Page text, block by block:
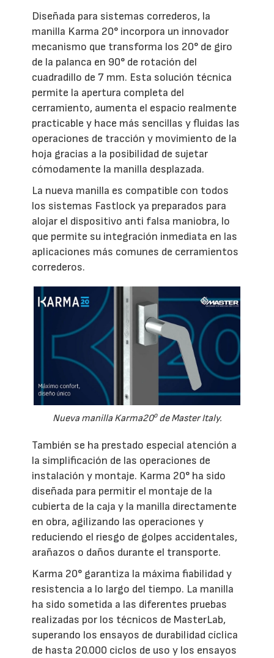
Diseñada para sistemas correderos, la
manilla Karma 20° incorpora un innovador
mecanismo que transforma los 20° de giro
de la palanca en 90° de rotación del
cuadradillo de 7 mm. Esta solución técnica
permite la apertura completa del
cerramiento, aumenta el espacio realmente
practicable y hace más sencillas y fluidas las
operaciones de tracción y movimiento de la
hoja gracias a la posibilidad de sujetar
cómodamente la manilla desplazada.
La nueva manilla es compatible con todos
los sistemas Fastlock ya preparados para
alojar el dispositivo anti falsa maniobra, lo
que permite su integración inmediata en las
aplicaciones más comunes de cerramientos
correderos.
Nueva manilla Karma20o de Master Italy.
También se ha prestado especial atención a
la simplificación de las operaciones de
instalación y montaje. Karma 20° ha sido
diseñada para permitir el montaje de la
cubierta de la caja y la manilla directamente
en obra, agilizando las operaciones y
reduciendo el riesgo de golpes accidentales,
arañazos o daños durante el transporte.
Karma 20° garantiza la máxima fiabilidad y
resistencia a lo largo del tiempo. La manilla
ha sido sometida a las diferentes pruebas
realizadas por los técnicos de MasterLab,
superando los ensayos de durabilidad cíclica
de hasta 20.000 ciclos de uso y los ensayos